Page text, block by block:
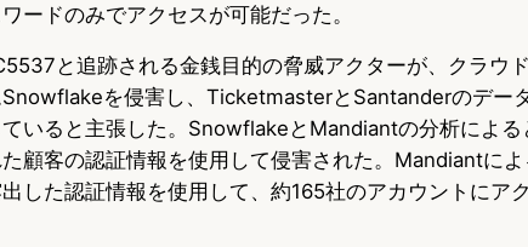
ードのみでアクセスが可能だった。
と追跡される金銭目的の脅威アクターが、クラウ
を侵害し、TicketmasterとSantanderのデー
いると主張した。SnowflakeとMandiantの分析による
顧客の認証情報を使用して侵害された。Mandiantに
した認証情報を使用して、約165社のアカウントにア